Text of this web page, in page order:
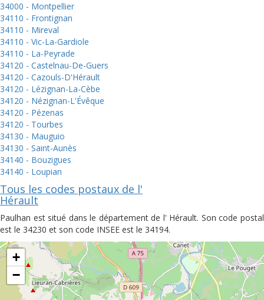
34000 - Montpellier
34110 - Frontignan
34110 - Mireval
34110 - Vic-La-Gardiole
34110 - La-Peyrade
34120 - Castelnau-De-Guers
34120 - Cazouls-D'Hérault
34120 - Lézignan-La-Cèbe
34120 - Nézignan-L'Évêque
34120 - Pézenas
34120 - Tourbes
34130 - Mauguio
34130 - Saint-Aunès
34140 - Bouzigues
34140 - Loupian
Tous les codes postaux de l'
Hérault
Paulhan est situé dans le département de l' Hérault. Son code postal
est le 34230 et son code INSEE est le 34194.
+
−